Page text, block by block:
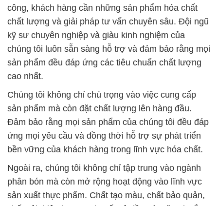
công, khách hàng cần những sản phẩm hóa chất
chất lượng và giải pháp tư vấn chuyên sâu. Đội ngũ
kỹ sư chuyên nghiệp và giàu kinh nghiệm của
chúng tôi luôn sẵn sàng hỗ trợ và đảm bảo rằng mọi
sản phẩm đều đáp ứng các tiêu chuẩn chất lượng
cao nhất.
Chúng tôi không chỉ chú trọng vào việc cung cấp
sản phẩm mà còn đặt chất lượng lên hàng đầu.
Đảm bảo rằng mọi sản phẩm của chúng tôi đều đáp
ứng mọi yêu cầu và đồng thời hỗ trợ sự phát triển
bền vững của khách hàng trong lĩnh vực hóa chất.
Ngoài ra, chúng tôi không chỉ tập trung vào ngành
phân bón mà còn mở rộng hoạt động vào lĩnh vực
sản xuất thực phẩm. Chất tạo màu, chất bảo quản,